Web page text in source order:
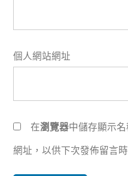
個人網站網址
在瀏覽器中儲存顯示
網址，以供下次發佈留言時